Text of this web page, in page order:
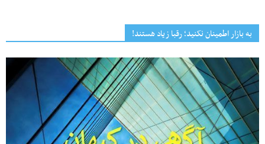
به بازار اطمینان نکنید؛ رقبا زیاد هستند!